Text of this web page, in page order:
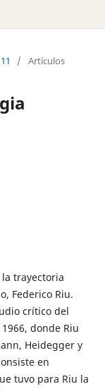
/ Artículos
trayectoria
Federico Riu.
crítico del
donde Riu
Heidegger y
en
tuvo para Riu la